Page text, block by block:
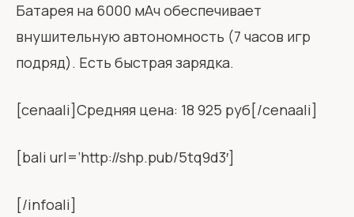
Батарея на 6000 мАч обеспечивает
внушительную автономность (7 часов игр
подряд). Есть быстрая зарядка.
[cenaali]Средняя цена: 18 925 руб[/cenaali]
[bali url=’http://shp.pub/5tq9d3′]
[/infoali]